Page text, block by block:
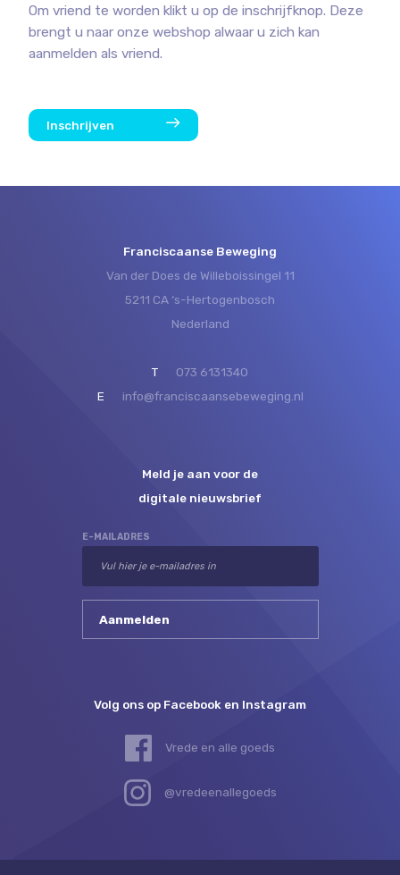
Om vriend te worden klikt u op de inschrijfknop. Deze
brengt u naar onze webshop alwaar u zich kan
aanmelden als vriend.
Inschrijven
Franciscaanse Beweging
Van der Does de Willeboissingel 11
5211 CA ‘s-Hertogenbosch
Nederland
T
073 6131340
E
info@franciscaansebeweging.nl
Meld je aan voor de
digitale nieuwsbrief
E-MAILADRES
Volg ons op Facebook en Instagram
Vrede en alle goeds
@vredeenallegoeds